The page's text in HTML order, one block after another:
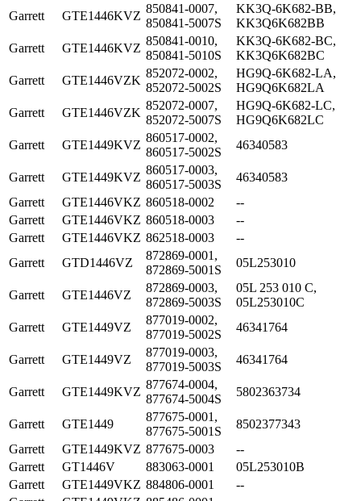
Garrett
GTE1446KVZ
850841-0007,
850841-5007S
KK3Q-6K682-BB,
KK3Q6K682BB
Garrett
GTE1446KVZ
850841-0010,
850841-5010S
KK3Q-6K682-BC,
KK3Q6K682BC
Garrett
GTE1446VZK
852072-0002,
852072-5002S
HG9Q-6K682-LA,
HG9Q6K682LA
Garrett
GTE1446VZK
852072-0007,
852072-5007S
HG9Q-6K682-LC,
HG9Q6K682LC
Garrett
GTE1449KVZ
860517-0002,
860517-5002S
46340583
Garrett GTE1449KVZ
860517-0003,
860517-5003S
46340583
Garrett
GTE1446VKZ 860518-0002
--
Garrett
GTE1446VKZ 860518-0003
--
Garrett
GTE1446VKZ 862518-0003
--
Garrett
GTD1446VZ
872869-0001,
872869-5001S
05L253010
Garrett GTE1446VZ
872869-0003,
872869-5003S
05L 253 010 C,
05L253010C
Garrett
GTE1449VZ
877019-0002,
877019-5002S
46341764
Garrett GTE1449VZ
877019-0003,
877019-5003S
46341764
Garrett GTE1449KVZ
877674-0004,
877674-5004S
5802363734
Garrett GTE1449
877675-0001,
877675-5001S
8502377343
Garrett
GTE1449KVZ 877675-0003
--
Garrett
GT1446V 883063-0001
05L253010B
Garrett
GTE1449VKZ 884806-0001
--